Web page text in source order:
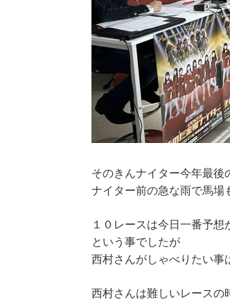
そのきんナイター今年最後
ナイター前の急な雨で馬場
１０レースは今日一番予
という事でしたが
西村さんがしゃべりたい事
西村さんは難しいレースの